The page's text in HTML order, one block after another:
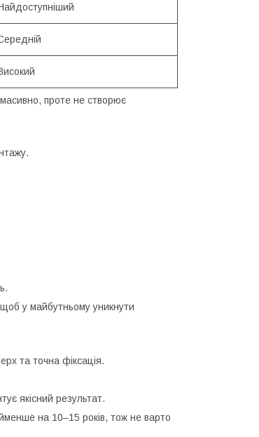
проте не створює
у майбутньому уникнути
та точна фіксація.
якісний результат.
на 10–15 років, тож не варто